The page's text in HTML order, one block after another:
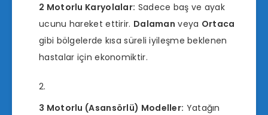
2 Motorlu Karyolalar: Sadece baş ve ayak
ucunu hareket ettirir. Dalaman veya Ortaca
gibi bölgelerde kısa süreli iyileşme beklenen
hastalar için ekonomiktir.
3 Motorlu (Asansörlü) Modeller: Yatağın